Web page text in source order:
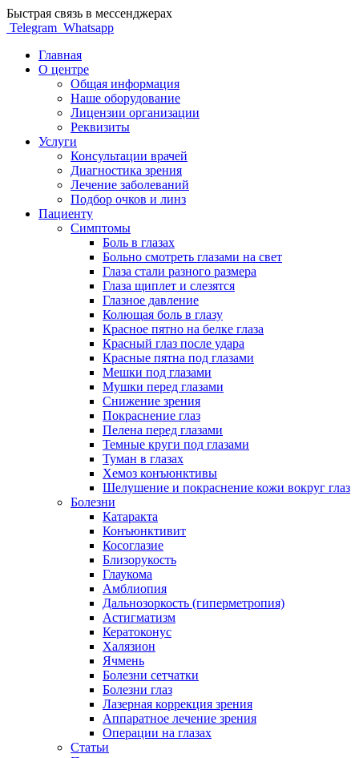
Быстрая связь в мессенджерах
Telegram Whatsapp
Главная
О центре
Общая информация
Наше оборудование
Лицензии организации
Реквизиты
Услуги
Консультации врачей
Диагностика зрения
Лечение заболеваний
Подбор очков и линз
Пациенту
Симптомы
Боль в глазах
Больно смотреть глазами на свет
Глаза стали разного размера
Глаза щиплет и слезятся
Глазное давление
Колющая боль в глазу
Красное пятно на белке глаза
Красный глаз после удара
Красные пятна под глазами
Мешки под глазами
Мушки перед глазами
Снижение зрения
Покраснение глаз
Пелена перед глазами
Темные круги под глазами
Туман в глазах
Хемоз конъюнктивы
Шелушение и покраснение кожи вокруг глаз
Болезни
Катаракта
Конъюнктивит
Косоглазие
Близорукость
Глаукома
Амблиопия
Дальнозоркость (гиперметропия)
Астигматизм
Кератоконус
Халязион
Ячмень
Болезни сетчатки
Болезни глаз
Лазерная коррекция зрения
Аппаратное лечение зрения
Операции на глазах
Cтатьи